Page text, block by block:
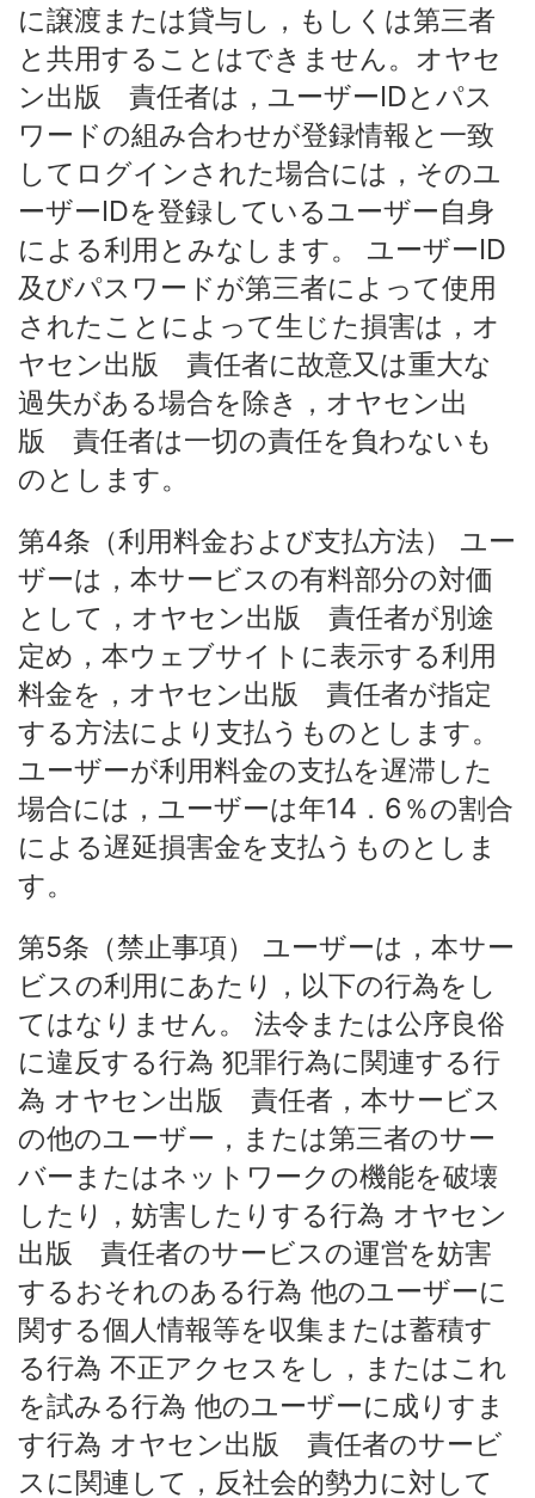
に譲渡または貸与し，もしくは第三者
と共用することはできません。オヤセ
ン出版 責任者は，ユーザーIDとパス
ワードの組み合わせが登録情報と一致
してログインされた場合には，そのユ
ーザーIDを登録しているユーザー自身
による利用とみなします。 ユーザーID
及びパスワードが第三者によって使用
されたことによって生じた損害は，オ
ヤセン出版 責任者に故意又は重大な
過失がある場合を除き，オヤセン出
版 責任者は一切の責任を負わないも
のとします。
第4条（利用料金および支払方法） ユー
ザーは，本サービスの有料部分の対価
として，オヤセン出版 責任者が別途
定め，本ウェブサイトに表示する利用
料金を，オヤセン出版 責任者が指定
する方法により支払うものとします。
ユーザーが利用料金の支払を遅滞した
場合には，ユーザーは年14．6％の割合
による遅延損害金を支払うものとしま
す。
第5条（禁止事項） ユーザーは，本サー
ビスの利用にあたり，以下の行為をし
てはなりません。 法令または公序良俗
に違反する行為 犯罪行為に関連する行
為 オヤセン出版 責任者，本サービス
の他のユーザー，または第三者のサー
バーまたはネットワークの機能を破壊
したり，妨害したりする行為 オヤセン
出版 責任者のサービスの運営を妨害
するおそれのある行為 他のユーザーに
関する個人情報等を収集または蓄積す
る行為 不正アクセスをし，またはこれ
を試みる行為 他のユーザーに成りすま
す行為 オヤセン出版 責任者のサービ
スに関連して，反社会的勢力に対して